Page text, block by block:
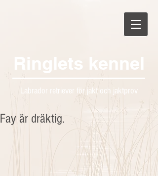
Ringlets kennel
Labrador retriever för jakt och jaktprov
Fay är dräktig.